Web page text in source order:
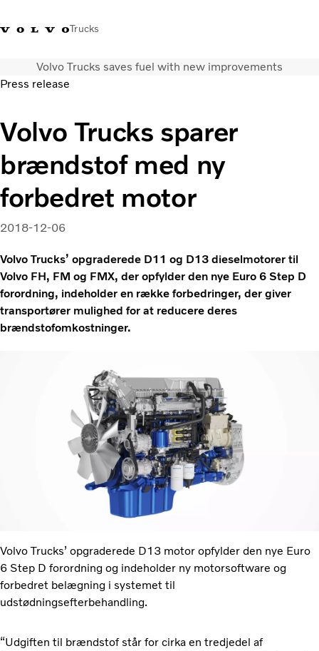
Trucks
+45 44 54 66 00Volvo Trucks Merchandise Log ind Danmark
Transportløsninger
Lastbiler
Serviceydelser
Forhandlersøgning
Nyheder
Om os
Kontakt os
Volvo Trucks saves fuel with new improvements
Press release
Volvo Trucks sparer
brændstof med ny
forbedret motor
2018-12-06
Volvo Trucks’ opgraderede D11 og D13 dieselmotorer til
Volvo FH, FM og FMX, der opfylder den nye Euro 6 Step D
forordning, indeholder en række forbedringer, der giver
transportører mulighed for at reducere deres
brændstofomkostninger.
Volvo Trucks’ opgraderede D13 motor opfylder den nye Euro
6 Step D forordning og indeholder ny motorsoftware og
forbedret belægning i systemet til
udstødningsefterbehandling.
“Udgiften til brændstof står for cirka en tredjedel af